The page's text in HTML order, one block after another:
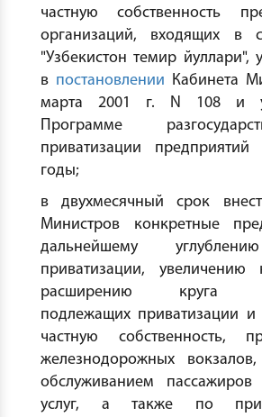
частную собственность
организаций, входящих в
"Узбекистон темир йуллари",
в постановлении Кабинета
марта 2001 г. N 108 и
Программе
приватизации предприятий
годы;
в двухмесячный срок
Министров конкретные
дальнейшему
приватизации, увеличению
расширению круга
подлежащих приватизации и
частную собственность,
железнодорожных
обслуживанием
услуг, а также по